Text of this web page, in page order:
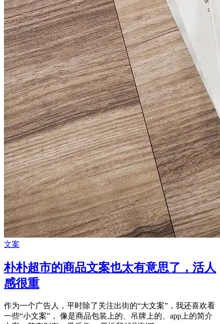
文案
朴朴超市的商品文案也太有意思了，活人
感很重
作为一个广告人，平时除了关注出街的“大文案”，我还喜欢看
一些“小文案”， 像是商品包装上的、吊牌上的、app上的简介